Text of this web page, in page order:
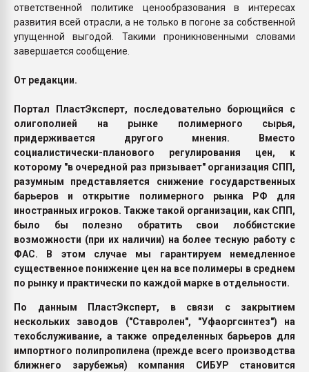
ответственной политике ценообразования в интересах
развития всей отрасли, а не только в погоне за собственной
упущенной выгодой. Такими проникновенными словами
завершается сообщение.
От редакции.
Портал ПластЭксперт, последовательно борющийся с
олигополией на рынке полимерного сырья,
придерживается другого мнения. Вместо
социалистически-планового регулирования цен, к
которому "в очередной раз призывает" организация СПП,
разумным представляется снижение государственных
барьеров и открытие полимерного рынка РФ для
иностранных игроков. Также такой организации, как СПП,
было бы полезно обратить свои лоббистские
возможности (при их наличии) на более тесную работу с
ФАС. В этом случае мы гарантируем немедленное
существенное понижение цен на все полимеры в среднем
по рынку и практически по каждой марке в отдельности.
По данным ПластЭксперт, в связи с закрытием
нескольких заводов ("Ставролен", "Уфаоргсинтез") на
техобслуживание, а также определенных барьеров для
импортного полипропилена (прежде всего производства
ближнего зарубежья) компания СИБУР становится